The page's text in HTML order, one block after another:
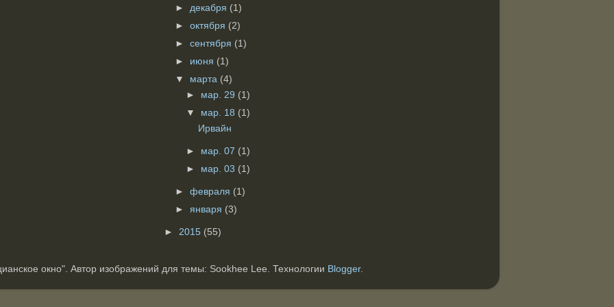
► декабря (1)
►октября (2)
►сентября (1)
► июня (1)
▼ марта (4)
► мар. 29 (1)
▼ мар. 18 (1)
Ирвайн
► мар. 07 (1)
► мар. 03 (1)
►февраля (1)
►января (3)
► 2015 (55)
окно". Автор изображений для темы: Sookhee Lee. Технологии Blogger.